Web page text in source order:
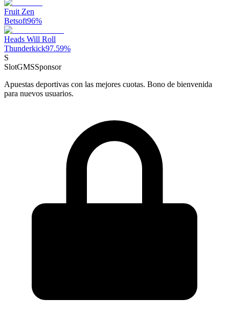
Fruit Zen
Betsoft96%
Heads Will Roll
Thunderkick97.59%
S
SlotGMSSponsor
Apuestas deportivas con las mejores cuotas. Bono de bienvenida
para nuevos usuarios.